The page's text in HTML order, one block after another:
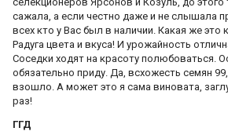
сажала, а если честно даже и не слышала
всех кто у Вас был в наличии. Какая же это
Радуга цвета и вкуса! И урожайность
Соседки ходят на красоту полюбоваться.
обязательно приду. Да, всхожесть семян
взошло. А может это я сама виновата,
раз!
ГГД